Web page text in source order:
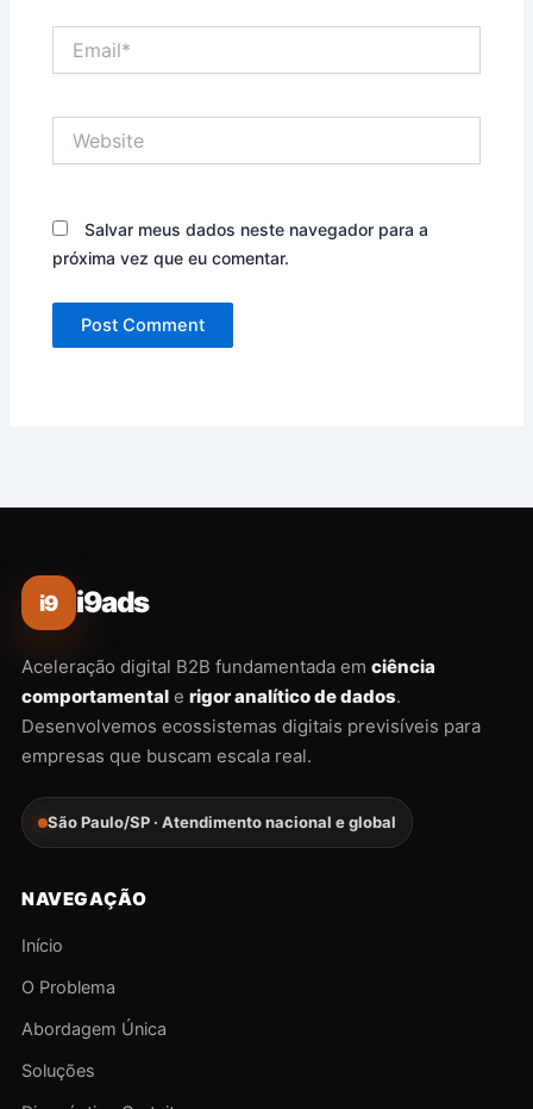
Salvar meus dados neste navegador para a
próxima vez que eu comentar.
i9 i9ads
Aceleração digital B2B fundamentada em ciência
comportamental e rigor analítico de dados.
Desenvolvemos ecossistemas digitais previsíveis para
empresas que buscam escala real.
São Paulo/SP · Atendimento nacional e global
NAVEGAÇÃO
Início
O Problema
Abordagem Única
Soluções